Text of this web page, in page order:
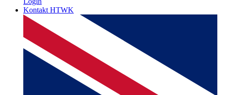
Kontakt HTWK